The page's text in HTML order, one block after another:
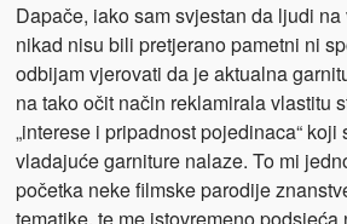
Dapače, iako sam svjestan da ljudi
nikad nisu bili pretjerano pametni ni
odbijam vjerovati da je aktualna
na tako očit način reklamirala vlastitu
„interese i pripadnost pojedinaca“ koji
vladajuće garniture nalaze. To mi
početka neke filmske parodije